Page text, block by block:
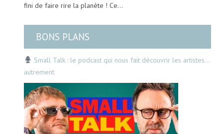
fini de faire rire la planète ! Ce…
BONS PLANS
Small Talk : le podcast qui nous fait découvrir les artistes…
autrement